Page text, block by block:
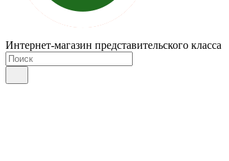
Интернет-магазин представительского класса